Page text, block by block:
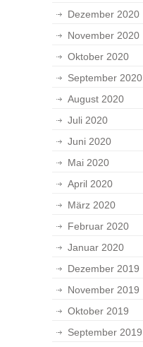
Dezember 2020
November 2020
Oktober 2020
September 2020
August 2020
Juli 2020
Juni 2020
Mai 2020
April 2020
März 2020
Februar 2020
Januar 2020
Dezember 2019
November 2019
Oktober 2019
September 2019